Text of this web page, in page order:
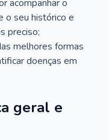
acompanhar o
o seu histórico e
preciso;
melhores formas
doenças em
geral e